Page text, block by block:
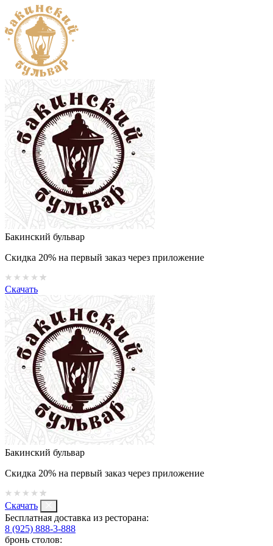
Бакинский бульвар
Скидка 20% на первый заказ через приложение
Скачать
Бакинский бульвар
Скидка 20% на первый заказ через приложение
Скачать
Бесплатная доставка из ресторана:
8 (925) 888-3-888
бронь столов: